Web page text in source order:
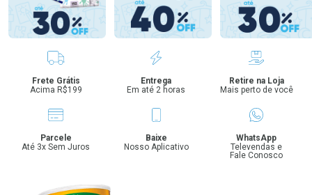
Benefícios
Frete Grátis
Acima R$199
Entrega
Em até 2 horas
Retire na Loja
Mais perto de você
Parcele
Até 3x Sem Juros
Baixe
Nosso Aplicativo
WhatsApp
Televendas e
Fale Conosco